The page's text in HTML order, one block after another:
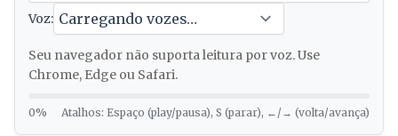
Voz:
Seu navegador não suporta leitura por voz. Use
Chrome, Edge ou Safari.
0% Atalhos: Espaço (play/pausa), S (parar), ←/→ (volta/avança)